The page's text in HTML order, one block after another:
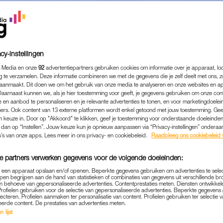
PATAT EN EEN TIKKIE
EN LAATSTE KEER
ORGANISEERDE'
GELD & CARRIÈRE |TIKKIE TE VEEL
18-11-2024 | ROBYN VAN GORSEL
verjaardag van je vriendin betaald, krijg je een
instellingen
en onze 92 advertentiepartners gebruiken cookies om informatie over je apparaat,
te verzamelen. Deze informatie combineren we met de gegevens die je zelf deelt met ons,
Dit doen we om het gebruik van onze media te analyseren en onze websites en
kunnen we, als je hier toestemming voor geeft, je gegevens gebruiken om onze
en aanbod te personaliseren en je relevante advertenties te tonen, en voor
Ook content van 13 externe platformen wordt enkel getoond met jouw toestemming.
keuze in. Door op "Akkoord" te klikken, geef je toestemming voor onderstaande
op “Instellen”. Jouw keuze kun je opnieuw aanpassen via “Privacy-instellingen”
van onze apps. Lees meer in ons privacy- en cookiebeleid.
Raadpleeg ons cookiebeleid
partners verwerken gegevens voor de volgende doeleinden:
apparaat opslaan en/of openen. Beperkte gegevens gebruiken om advertenties te
begrijpen aan de hand van statistieken of combinaties van gegevens uit verschillende
behoeve van gepersonaliseerde advertenties. Contentprestaties meten. Diensten
gebruiken voor de selectie van gepersonaliseerde advertenties. Beperkte
Profielen aanmaken ter personalisatie van content. Profielen gebruiken ter selectie
content. De prestaties van advertenties meten.
lijst